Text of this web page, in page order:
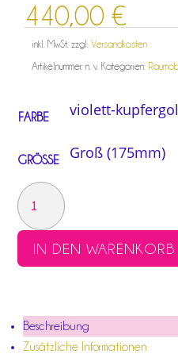
440,00€
inkl. MwSt. zzgl.Versandkosten
Artikelnummer:n. v. Kategorien:
FARBE
GRÖSSE
TOR
DES
AUFSTIEGS
IN DEN WARENKORB
Beschreibung
Zusätzliche Informationen